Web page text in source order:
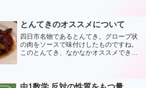
とんてきのオススメについて
四日市名物であるとんてき。グローブ状
の肉をソースで味付けしたものですね。
このとんてき、なかなかオススメできる
んでいます。めちゃめちゃ混...